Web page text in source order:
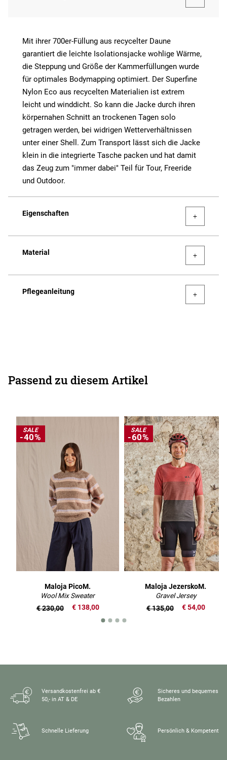
Mit ihrer 700er-Füllung aus recycelter Daune
garantiert die leichte Isolationsjacke wohlige Wärme,
die Steppung und Größe der Kammerfüllungen wurde
für optimales Bodymapping optimiert. Der Superfine
Nylon Eco aus recycelten Materialien ist extrem
leicht und winddicht. So kann die Jacke durch ihren
körpernahen Schnitt an trockenen Tagen solo
getragen werden, bei widrigen Wetterverhältnissen
unter einer Shell. Zum Transport lässt sich die Jacke
klein in die integrierte Tasche packen und hat damit
das Zeug zum "immer dabei" Teil für Tour, Freeride
und Outdoor.
Eigenschaften
Material
Pflegeanleitung
Passend zu diesem Artikel
SALE
-40%
Maloja PicoM.
Wool Mix Sweater
€ 138,00
€ 230,00
SALE
-60%
Maloja JezerskoM.
Gravel Jersey
€ 54,00
€ 135,00
Versandkostenfrei ab €
50,- in AT & DE
Sicheres und bequemes
Bezahlen
Schnelle Lieferung Persönlich & Kompetent